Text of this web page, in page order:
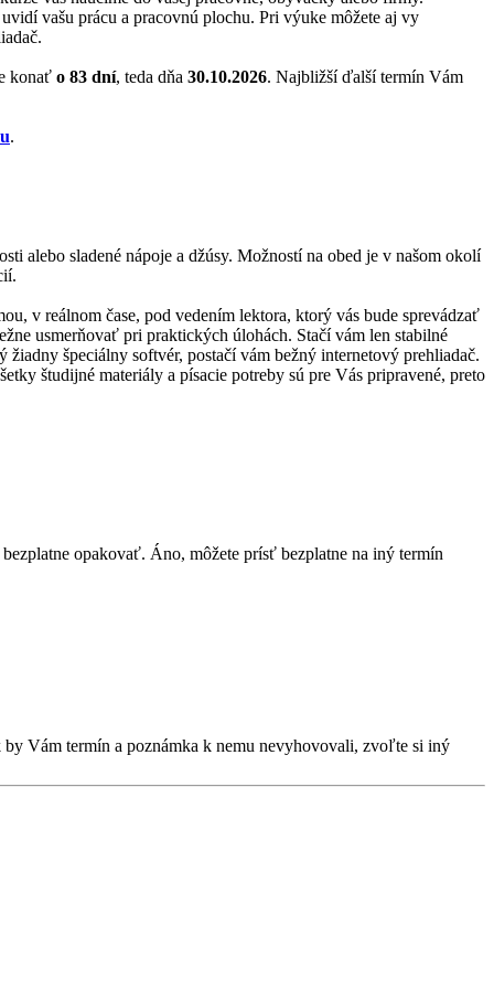
vašu prácu a pracovnú plochu. Pri výuke môžete aj vy
konať o 83 dní, teda dňa 30.10.2026. Najbližší ďalší termín Vám
.
alebo sladené nápoje a džúsy. Možností na obed je v našom okolí
v reálnom čase, pod vedením lektora, ktorý vás bude sprevádzať
usmerňovať pri praktických úlohách. Stačí vám len stabilné
špeciálny softvér, postačí vám bežný internetový prehliadač.
študijné materiály a písacie potreby sú pre Vás pripravené, preto
opakovať. Áno, môžete prísť bezplatne na iný termín
by Vám termín a poznámka k nemu nevyhovovali, zvoľte si iný